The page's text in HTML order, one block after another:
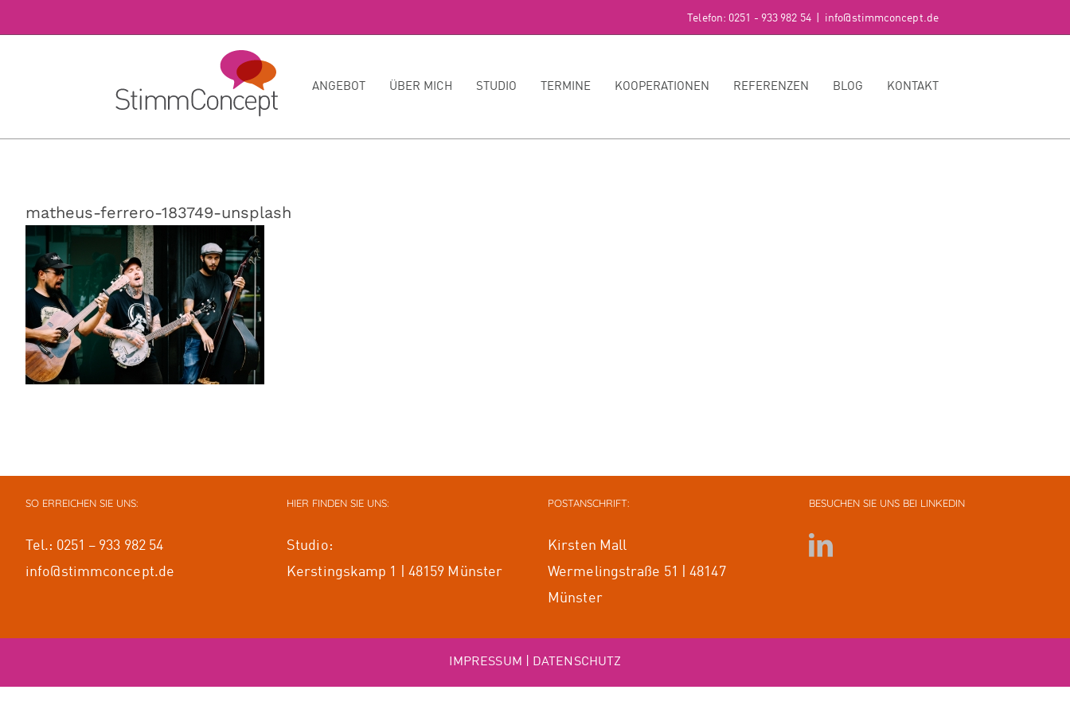
to
Telefon: 0251 - 933 982 54 info@stimmconcept.de
ANGEBOT ÜBER MICH STUDIO TERMINE KOOPERATIONEN REFERENZEN BLOG KONTAKT
matheus-ferrero-183749-unsplash
SO ERREICHEN SIE UNS:
Tel.: 0251 – 933 982 54
info@stimmconcept.de
HIER FINDEN SIE UNS:
Studio:
Kerstingskamp 1 | 48159 Münster
POSTANSCHRIFT:
Kirsten Mall
Wermelingstraße 51 | 48147
Münster
BESUCHEN SIE UNS BEI LINKEDIN
IMPRESSUM DATENSCHUTZ